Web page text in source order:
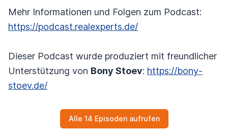
Mehr Informationen und Folgen zum Podcast:
https://podcast.realexperts.de/
Dieser Podcast wurde produziert mit freundlicher
Unterstützung von Bony Stoev: https://bony-
stoev.de/
Alle 14 Episoden aufrufen